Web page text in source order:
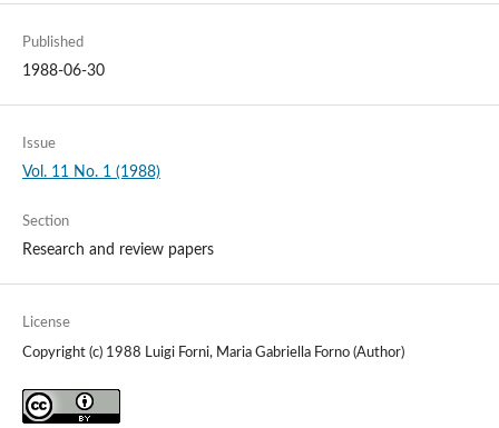
Published
1988-06-30
Issue
Vol. 11 No. 1 (1988)
Section
Research and review papers
License
Copyright (c) 1988 Luigi Forni, Maria Gabriella Forno (Author)